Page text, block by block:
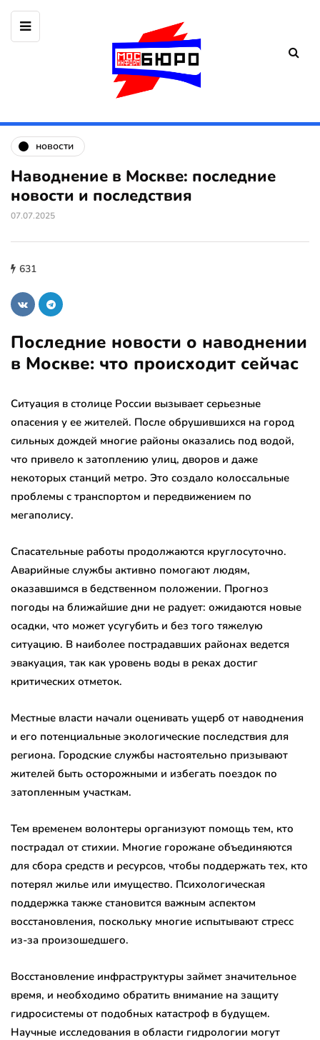
новости
Наводнение в Москве: последние
новости и последствия
07.07.2025
631
Последние новости о наводнении
в Москве: что происходит сейчас
Ситуация в столице России вызывает серьезные
опасения у ее жителей. После обрушившихся на город
сильных дождей многие районы оказались под водой,
что привело к затоплению улиц, дворов и даже
некоторых станций метро. Это создало колоссальные
проблемы с транспортом и передвижением по
мегаполису.
Спасательные работы продолжаются круглосуточно.
Аварийные службы активно помогают людям,
оказавшимся в бедственном положении. Прогноз
погоды на ближайшие дни не радует: ожидаются новые
осадки, что может усугубить и без того тяжелую
ситуацию. В наиболее пострадавших районах ведется
эвакуация, так как уровень воды в реках достиг
критических отметок.
Местные власти начали оценивать ущерб от наводнения
и его потенциальные экологические последствия для
региона. Городские службы настоятельно призывают
жителей быть осторожными и избегать поездок по
затопленным участкам.
Тем временем волонтеры организуют помощь тем, кто
пострадал от стихии. Многие горожане объединяются
для сбора средств и ресурсов, чтобы поддержать тех, кто
потерял жилье или имущество. Психологическая
поддержка также становится важным аспектом
восстановления, поскольку многие испытывают стресс
из-за произошедшего.
Восстановление инфраструктуры займет значительное
время, и необходимо обратить внимание на защиту
гидросистемы от подобных катастроф в будущем.
Научные исследования в области гидрологии могут